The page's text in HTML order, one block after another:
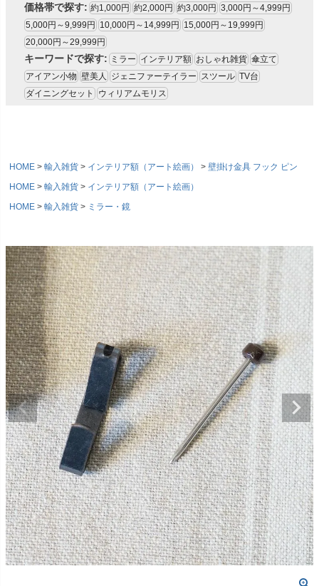
価格帯で探す: 約1,000円 約2,000円 約3,000円 3,000円～4,999円
5,000円～9,999円
10,000円～14,999円
15,000円～19,999円
20,000円～29,999円
キーワードで探す: ミラー インテリア額 おしゃれ雑貨 傘立て
アイアン小物 壁美人 ジェニファーテイラー スツール TV台
ダイニングセット
ウィリアムモリス
HOME 輸入雑貨 インテリア額（アート絵画）
壁掛け金具 フック ピン
HOME
輸入雑貨
インテリア額（アート絵画）
HOME
輸入雑貨 ミラー・鏡